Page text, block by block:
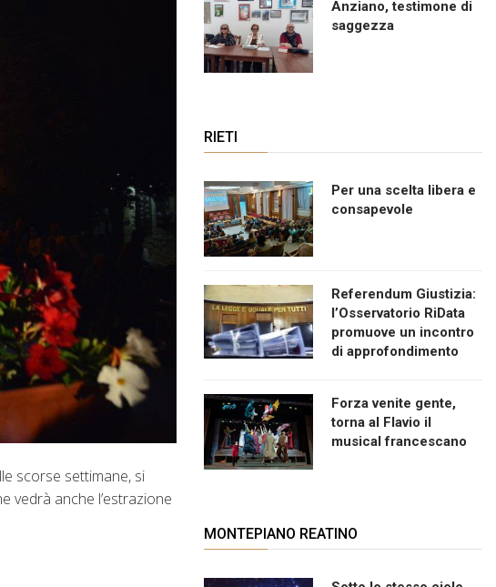
scorse settimane, si
vedrà anche l’estrazione
Anziano, testimone di
saggezza
RIETI
Per una scelta libera e
consapevole
Referendum Giustizia:
l’Osservatorio RiData
promuove un incontro
di approfondimento
Forza venite gente,
torna al Flavio il
musical francescano
MONTEPIANO REATINO